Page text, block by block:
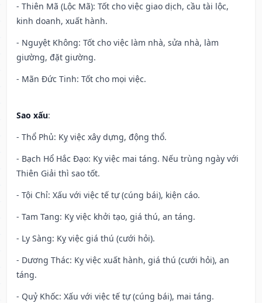
- Thiên Mã (Lộc Mã): Tốt cho việc giao dịch, cầu tài lộc,
kinh doanh, xuất hành.
- Nguyệt Không: Tốt cho việc làm nhà, sửa nhà, làm
giường, đặt giường.
- Mãn Đức Tinh: Tốt cho mọi việc.
Sao xấu:
- Thổ Phủ: Kỵ việc xây dựng, động thổ.
- Bạch Hổ Hắc Đạo: Kỵ việc mai táng. Nếu trùng ngày với
Thiên Giải thì sao tốt.
- Tội Chỉ: Xấu với việc tế tự (cúng bái), kiện cáo.
- Tam Tang: Kỵ việc khởi tạo, giá thú, an táng.
- Ly Sàng: Kỵ việc giá thú (cưới hỏi).
- Dương Thác: Kỵ việc xuất hành, giá thú (cưới hỏi), an
táng.
- Quỷ Khốc: Xấu với việc tế tự (cúng bái), mai táng.